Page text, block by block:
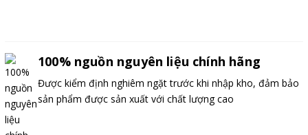
100% nguồn nguyên liệu chính hãng
Được kiểm định nghiêm ngặt trước khi nhập kho, đảm bảo
sản phẩm được sản xuất với chất lượng cao